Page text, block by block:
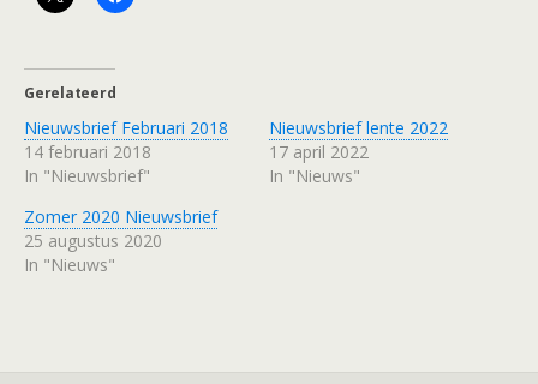
Gerelateerd
Nieuwsbrief Februari 2018
14 februari 2018
In "Nieuwsbrief"
Nieuwsbrief lente 2022
17 april 2022
In "Nieuws"
Zomer 2020 Nieuwsbrief
25 augustus 2020
In "Nieuws"